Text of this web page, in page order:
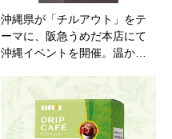
沖縄県が「チルアウト」をテ
ーマに、阪急うめだ本店にて
沖縄イベントを開催。温か…